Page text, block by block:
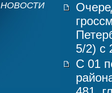
НОВОСТИ
5/2) с
С 01